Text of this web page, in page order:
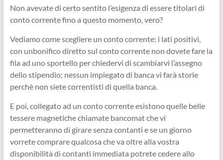
Non avevate di certo sentito l’esigenza di essere titolari di
conto corrente fino a questo momento, vero?
Vediamo come scegliere un conto corrente: i lati positivi,
con unbonifico diretto sul conto corrente non dovete fare la
fila ad uno sportello per chiedervi di scambiarvi l’assegno
dello stipendio; nessun impiegato di banca vi farà storie
perchè non siete correntisti di quella banca.
E poi, collegato ad un conto corrente esistono quelle belle
tessere magnetiche chiamate bancomat che vi
permetteranno di girare senza contanti e se un giorno
vorrete comprare qualcosa che va oltre alla vostra
disponibilità di contanti immediata potrete cedere allo